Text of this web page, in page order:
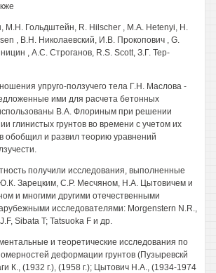
М.Н. Гольдштейн, R. Hilscher , М.А. Hetenyi, H.
, B.H. Николаевский, И.В. Прокопович , G.
, A.C. Строганов, R.S. Scott, З.Г. Тер-
упруго-ползучего тела Г.Н. Маслова -
ими для расчета бетонных
В.А. Флориным при решении
глинистых грунтов во времени с учетом их
обобщил и развил теорию уравнений
получили исследования, выполненные
Зарецким, С.Р. Месчяном, H.A. Цытовичем и
и многими другими отечественными
исследователями: Morgenstern N.R.,
Sibata T; Tatsuoka F и др.
и теоретические исследования по
деформации грунтов (Пузыревскй
К., (1932 г.), (1958 г.); Цытович H.A., (1934-1974